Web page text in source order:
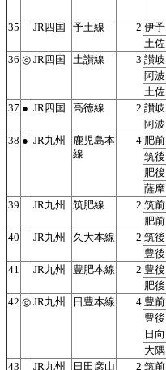
35
JR四国 予土線 2 伊予
土佐
36 ◎ JR四国 土讃線 3 讃岐
阿波
土佐
37 ● JR四国 高徳線 2 讃岐
阿波
38 ● JR九州
鹿児島本
線
4 肥前
筑後
肥後
薩摩
39
JR九州 筑肥線 2 筑前
肥前
40
JR九州 久大本線 2 筑後
豊後
41
JR九州 豊肥本線 2 豊後
肥後
42 ◎ JR九州 日豊本線 4 豊前
豊後
日向
大隅
43
JR九州
日田彦山
2 筑前